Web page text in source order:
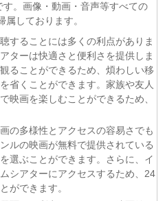
の法廷ー 第3話
第6話
〜 第6話
。 第7話
彼の顔 第4話
ゲーム知識で無双する 第6話
。画像・動画・音声等すべての
しております。
することには多くの利点がありま
ターは快適さと便利さを提供しま
ることができるため、煩わしい移
省くことができます。家族や友人
映画を楽しむことができるため、
の多様性とアクセスの容易さでも
ルの映画が無料で提供されている
選ぶことができます。さらに、イ
シアターにアクセスするため、24
ができます。